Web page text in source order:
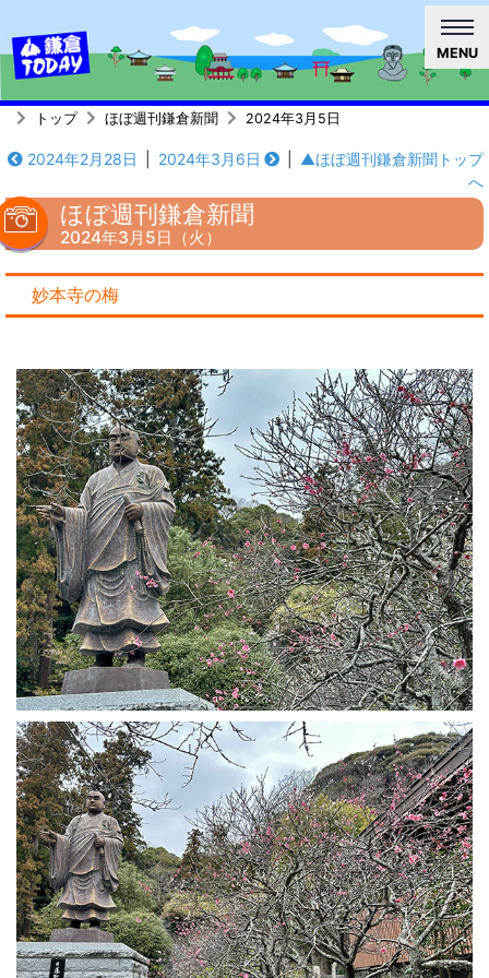
MENU
トップ ほぼ週刊鎌倉新聞 2024年3月5日
2024年2月28日 2024年3月6日
▲ほぼ週刊鎌倉新聞トップ
へ
ほぼ週刊鎌倉新聞
2024年3月5日（火）
妙本寺の梅